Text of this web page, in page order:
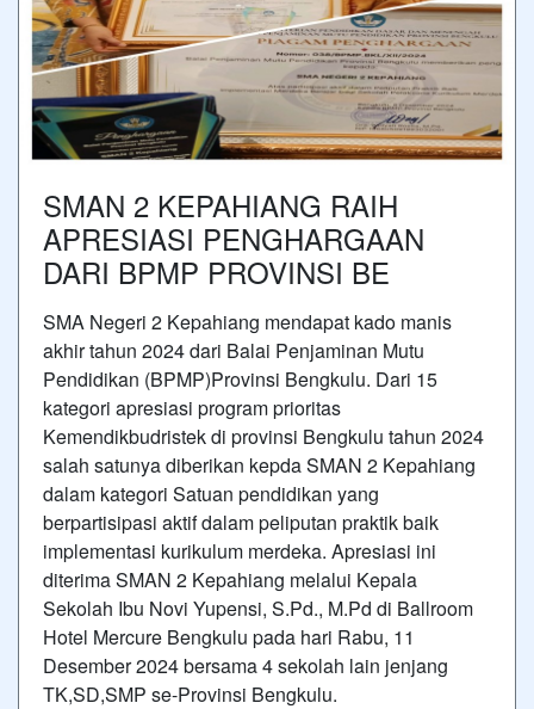
SMAN 2 KEPAHIANG RAIH
APRESIASI PENGHARGAAN
DARI BPMP PROVINSI BE
SMA Negeri 2 Kepahiang mendapat kado manis
akhir tahun 2024 dari Balai Penjaminan Mutu
Pendidikan (BPMP)Provinsi Bengkulu. Dari 15
kategori apresiasi program prioritas
Kemendikbudristek di provinsi Bengkulu tahun 2024
salah satunya diberikan kepda SMAN 2 Kepahiang
dalam kategori Satuan pendidikan yang
berpartisipasi aktif dalam peliputan praktik baik
implementasi kurikulum merdeka. Apresiasi ini
diterima SMAN 2 Kepahiang melalui Kepala
Sekolah Ibu Novi Yupensi, S.Pd., M.Pd di Ballroom
Hotel Mercure Bengkulu pada hari Rabu, 11
Desember 2024 bersama 4 sekolah lain jenjang
TK,SD,SMP se-Provinsi Bengkulu.